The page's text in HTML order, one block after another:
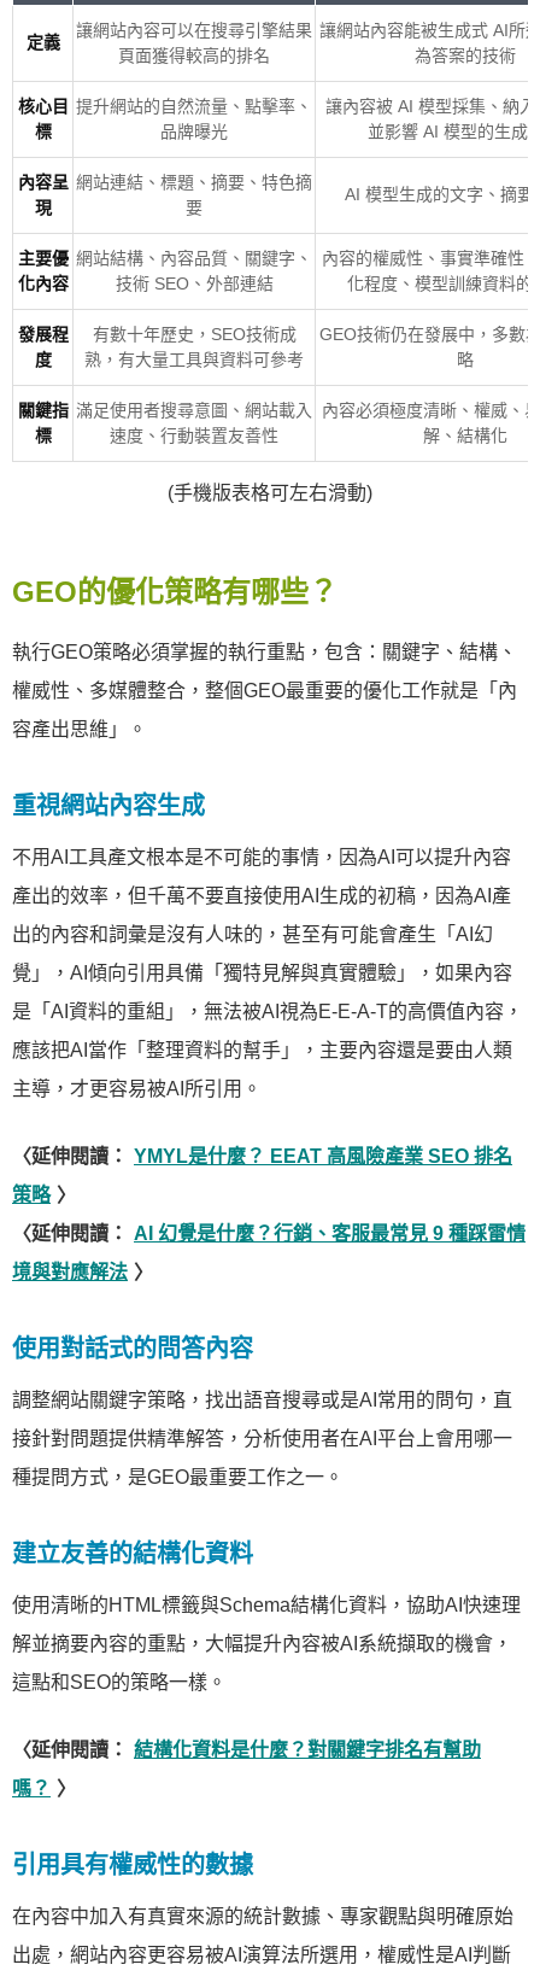
定義
讓網站內容可以在搜尋引擎結果
頁面獲得較高的排名
讓網站內容能被生成式 AI所
為答案的技術
核心目
標
提升網站的自然流量、點擊率、
品牌曝光
讓內容被 AI 模型採集、納
並影響 AI 模型的生成
內容呈
現
網站連結、標題、摘要、特色摘
要
AI 模型生成的文字、摘要
主要優
化內容
網站結構、內容品質、關鍵字、
技術 SEO、外部連結
內容的權威性、事實準確性
化程度、模型訓練資料的
發展程
度
有數十年歷史，SEO技術成
熟，有大量工具與資料可參考
GEO技術仍在發展中，多數
略
關鍵指
標
滿足使用者搜尋意圖、網站載入
速度、行動裝置友善性
內容必須極度清晰、權威、
解、結構化
(手機版表格可左右滑動)
GEO的優化策略有哪些？
執行GEO策略必須掌握的執行重點，包含：關鍵字、結構、
權威性、多媒體整合，整個GEO最重要的優化工作就是「內
容產出思維」。
重視網站內容生成
不用AI工具產文根本是不可能的事情，因為AI可以提升內容
產出的效率，但千萬不要直接使用AI生成的初稿，因為AI產
出的內容和詞彙是沒有人味的，甚至有可能會產生「AI幻
覺」，AI傾向引用具備「獨特見解與真實體驗」，如果內容
是「AI資料的重組」，無法被AI視為E-E-A-T的高價值內容，
應該把AI當作「整理資料的幫手」，主要內容還是要由人類
主導，才更容易被AI所引用。
〈延伸閱讀：
YMYL是什麼？ EEAT 高風險產業 SEO 排名
策略 〉
〈延伸閱讀：
AI 幻覺是什麼？行銷、客服最常見 9 種踩雷情
境與對應解法 〉
使用對話式的問答內容
調整網站關鍵字策略，找出語音搜尋或是AI常用的問句，直
接針對問題提供精準解答，分析使用者在AI平台上會用哪一
種提問方式，是GEO最重要工作之一。
建立友善的結構化資料
使用清晰的HTML標籤與Schema結構化資料，協助AI快速理
解並摘要內容的重點，大幅提升內容被AI系統擷取的機會，
這點和SEO的策略一樣。
〈延伸閱讀：
結構化資料是什麼？對關鍵字排名有幫助
嗎？ 〉
引用具有權威性的數據
在內容中加入有真實來源的統計數據、專家觀點與明確原始
出處，網站內容更容易被AI演算法所選用，權威性是AI判斷